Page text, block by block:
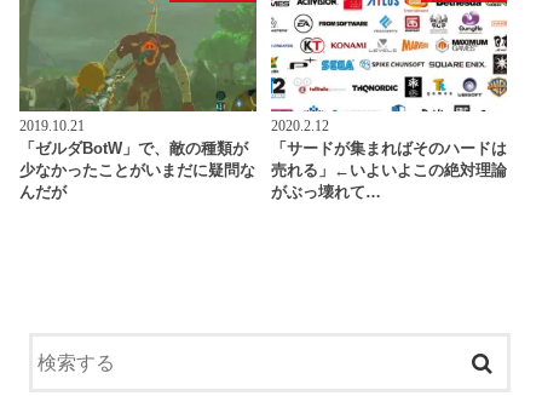
2019.10.21
「ゼルダBotW」で、敵の種類が
少なかったことがいまだに疑問な
んだが
2020.2.12
「サードが集まればそのハードは
売れる」←いよいよこの絶対理論
がぶっ壊れて…